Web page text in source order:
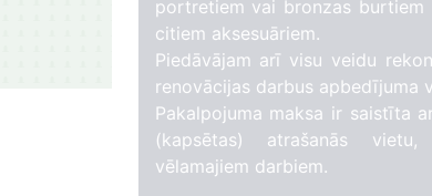
portretiem vai bronzas burtiem
citiem aksesuāriem.
Piedāvājam arī visu veidu
renovācijas darbus apbedījuma
Pakalpojuma maksa ir saistīta
(kapsētas) atrašanās
vēlamajiem darbiem.